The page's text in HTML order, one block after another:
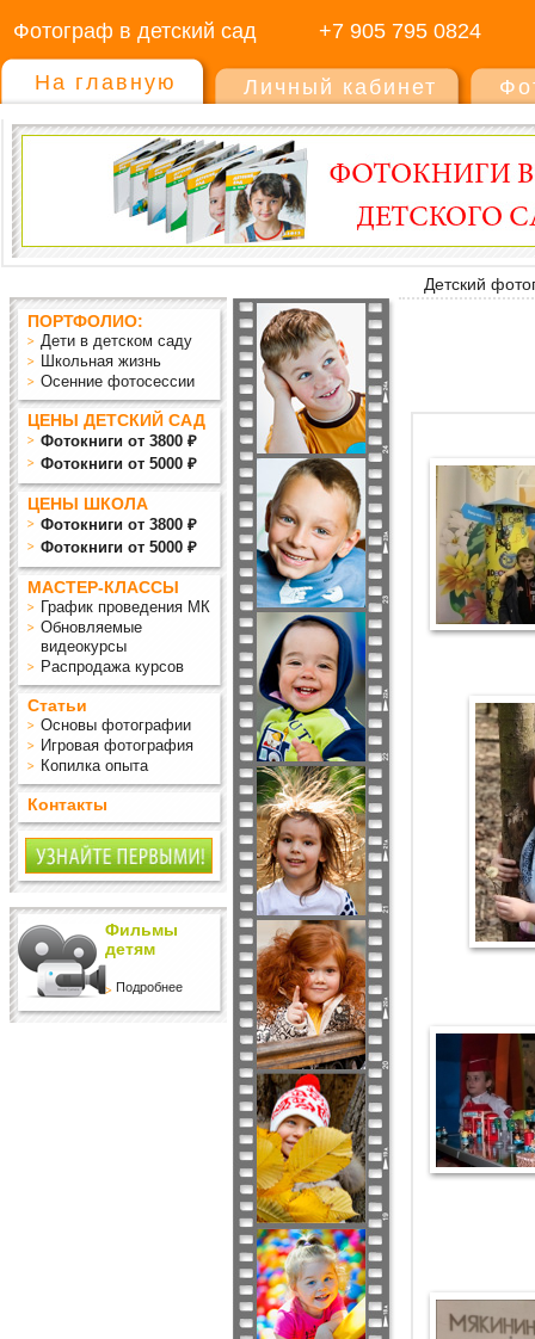
Фотограф в детский сад +7 905 795 0824
На главную Личный кабинет
Детский
ПОРТФОЛИО:
Дети в детском саду
Школьная жизнь
Осенние фотосессии
ЦЕНЫ ДЕТСКИЙ САД
Фотокниги от 3800 ₽
Фотокниги от 5000 ₽
ЦЕНЫ ШКОЛА
Фотокниги от 3800 ₽
Фотокниги от 5000 ₽
МАСТЕР-КЛАССЫ
График проведения МК
Обновляемые
видеокурсы
Распродажа курсов
Статьи
Основы фотографии
Игровая фотография
Копилка опыта
Контакты
Фильмы
детям
Подробнее